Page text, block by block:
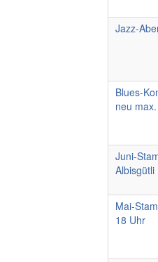
Jazz-
Blues-
neu
Juni-
Albisgütli
Mai-
18 Uhr